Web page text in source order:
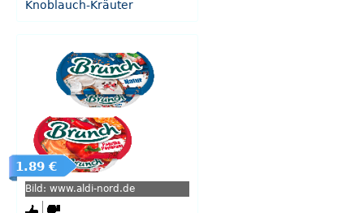
Knoblauch-Kräuter
1.89 €
Bild: www.aldi-nord.de